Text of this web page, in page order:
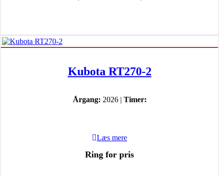
Kubota RT270-2
Årgang: 2026 | Timer:
Læs mere
Ring for pris